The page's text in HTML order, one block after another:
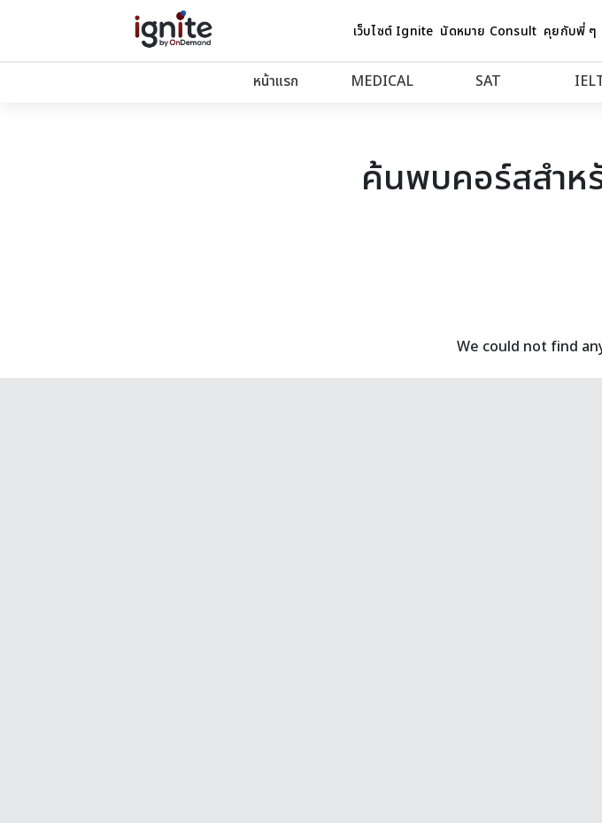
เว็บไซต์ Ignite นัดหมาย Consult คุยกับพี่ ๆ
หน้าแรก MEDICAL SAT
ค้นพบคอร์สสำห
We could not find